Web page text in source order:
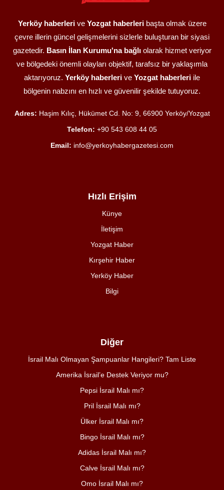
Yerköy haberlerive Yozgat haberleribaşta olmak üzere
çevre illerin güncel gelişmelerini sizlerle buluşturan bir siyasi
gazetedir. Basın İlan Kurumu'na bağlıolarak hizmet veriyor
ve bölgedeki önemli olayları objektif, tarafsız bir yaklaşımla
aktarıyoruz. Yerköy haberleri ve Yozgat haberleri ile
bölgenin nabzını en hızlı ve güvenilir şekilde tutuyoruz.
Adres: Haşim Kılıç, Hükümet Cd. No: 9, 66900 Yerköy/Yozgat
Telefon: +90 543 608 44 05
Email: info@yerkoyhabergazetesi.com
Hızlı Erişim
Künye
İletişim
Yozgat Haber
Kırşehir Haber
Yerköy Haber
Bilgi
Diğer
İsrail Malı Olmayan Şampuanlar Hangileri? Tam Liste
Amerika İsrail’e Destek Veriyor mu?
Pepsi İsrail Malı mı?
Pril İsrail Malı mı?
Ülker İsrail Malı mı?
Bingo İsrail Malı mı?
Adidas İsrail Malı mı?
Calve İsrail Malı mı?
Omo İsrail Malı mı?